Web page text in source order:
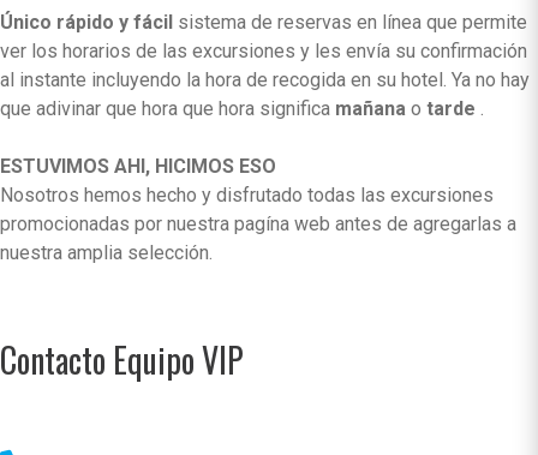
Único rápido y fácil sistema de reservas en línea que permite
ver los horarios de las excursiones y les envía su confirmación
al instante incluyendo la hora de recogida en su hotel. Ya no hay
que adivinar que hora que hora significa mañana o tarde .
ESTUVIMOS AHI, HICIMOS ESO
Nosotros hemos hecho y disfrutado todas las excursiones
promocionadas por nuestra pagína web antes de agregarlas a
nuestra amplia selección.
Contacto Equipo VIP